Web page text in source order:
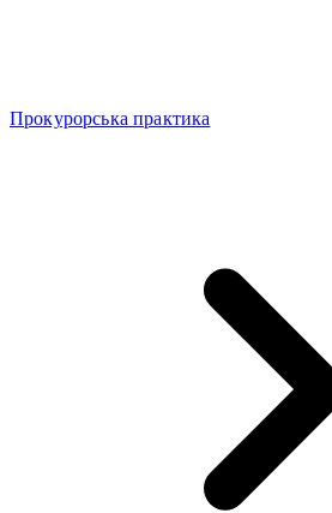
Прокурорська практика